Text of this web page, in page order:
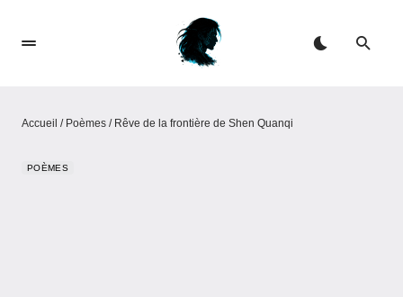
Accueil / Poèmes / Rêve de la frontière​​ de Shen Quanqi
POÈMES